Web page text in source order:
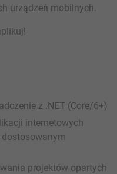
urządzeń mobilnych.
z .NET (Core/6+)
internetowych
projektów opartych